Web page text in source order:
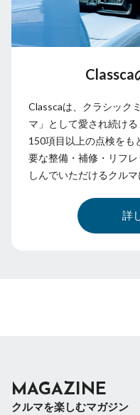
Classca
Classcaは、クラシック
マ」として愛され続ける
150項目以上の点検をも
要な整備・補修・リフ
しんでいただけるクルマ
詳
MAGAZINE
クルマを楽しむマガジン